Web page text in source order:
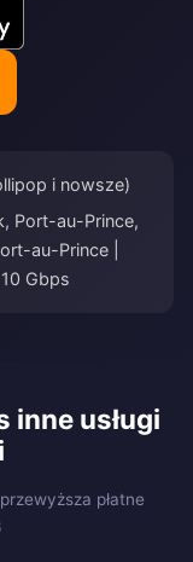
i nowsze)
Port-au-Prince,
au-Prince |
Gbps
inne usługi
płatne